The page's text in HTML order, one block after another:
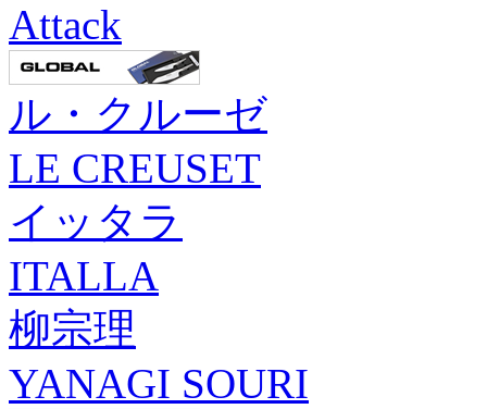
Attack
ル・クルーゼ
LE CREUSET
イッタラ
ITALLA
柳宗理
YANAGI SOURI